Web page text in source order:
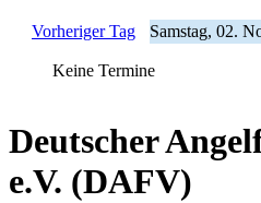
Vorheriger Tag Samstag, 02.
Keine Termine
Deutscher
e.V. (DAFV)